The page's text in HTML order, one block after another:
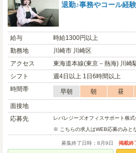
退勤♪事務やコール経
給与
時給1300円以上
勤務地
川崎市 川崎区
アクセス
東海道本線(東京－熱海) 川崎
シフト
週4日以上 1日6時間以上
時間帯
早朝 朝 昼
面接地
応募先
レバレジーズオフィスサポート株式
※ こちらの求人はWEB応募のみと
募集終了日時：8月9日 掲載終